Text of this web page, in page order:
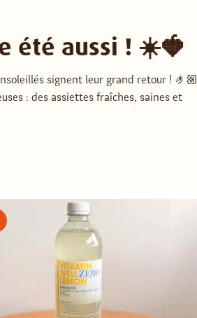
été aussi ! ☀️🍓
signent leur grand retour ! 🤌🏼
: des assiettes fraîches, saines et